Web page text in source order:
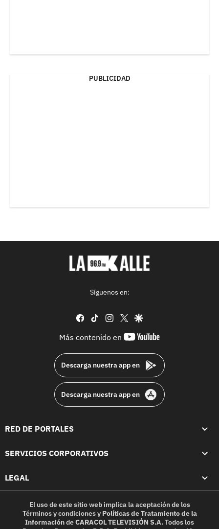
PUBLICIDAD
Síguenos en:
facebook
tiktok instagram
twittergoogle
Más contenido en
youtube-
Descarga nuestra app en
Descarga nuestra app en
RED DE PORTALES
SERVICIOS CORPORATIVOS
LEGAL
El uso de este sitio web implica la aceptación de los
Términos y condicionesy Políticas de Tratamiento de la
InformacióndeCARACOL TELEVISIÓN S.A.Todos los